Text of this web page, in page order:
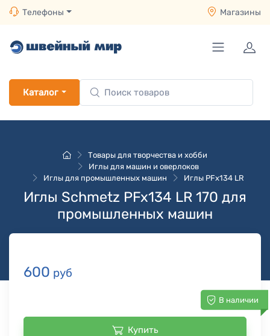
Телефоны Магазины
Каталог
Товары для творчества и хобби
Иглы для машин и оверлоков
Иглы для промышленных машин
Иглы PFx134 LR
Иглы Schmetz PFx134 LR 170 для
промышленных машин
600 руб
В наличии
Купить